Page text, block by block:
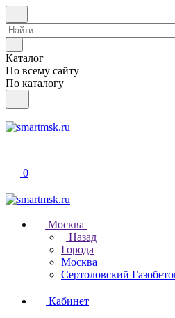
Каталог
По всему сайту
По каталогу
0
Москва
Назад
Города
Москва
Сертоловский
Кабинет